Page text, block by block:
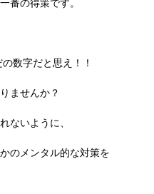
番の得策です。
数字だと思え！！
ませんか？
ないように、
のメンタル的な対策を